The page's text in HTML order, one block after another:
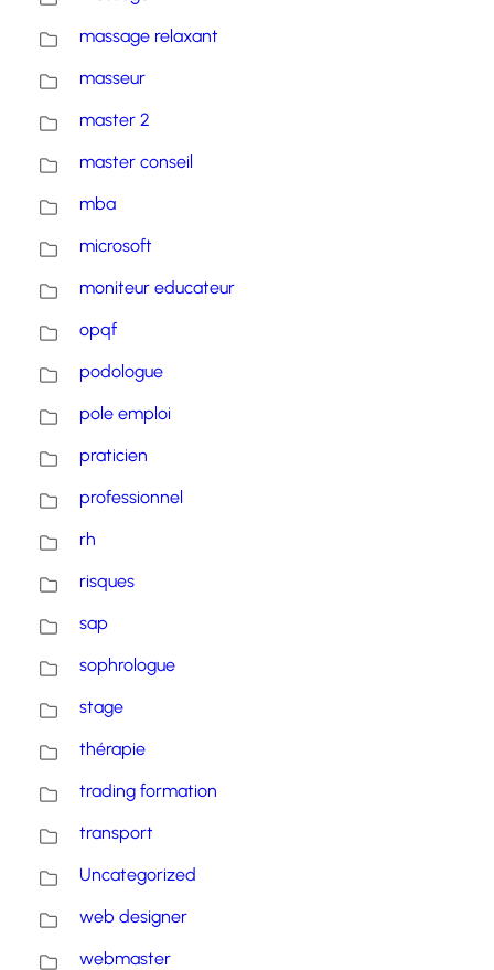
massage relaxant
masseur
master 2
master conseil
mba
microsoft
moniteur educateur
opqf
podologue
pole emploi
praticien
professionnel
rh
risques
sap
sophrologue
stage
thérapie
trading formation
transport
Uncategorized
web designer
webmaster